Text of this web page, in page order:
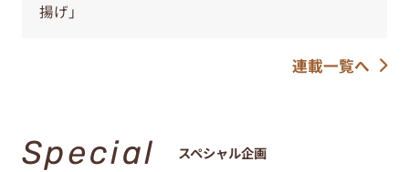
揚げ」
連載一覧へ
Special スペシャル企画